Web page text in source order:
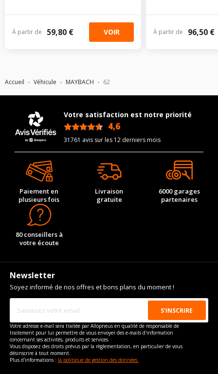
Accueil Véhicule MAYBACH 62
À partir de 59,80 € VOIR À partir de 96,50 €
Votre satisfaction est notre priorité
4,6
31761 avis sur les 12 derniers mois
Paiement en
plusieurs fois
Livraison
gratuite
6000 garages
partenaires
80 conseillers à
votre écoute
Newsletter
Soyez informé de nos offres et bons plans du moment !
Votre adresse e-mail sera traitée par Allopneus en qualité de responsable de
traitement pour lui permettre de vous envoyer des e-mails d'information
concernant ses activités, produits et services.
Vous disposez des droits prévus par la règlementation, en particulier de vous
désinscrire à tout moment.
Plus d'informations : la politique de gestion des données.